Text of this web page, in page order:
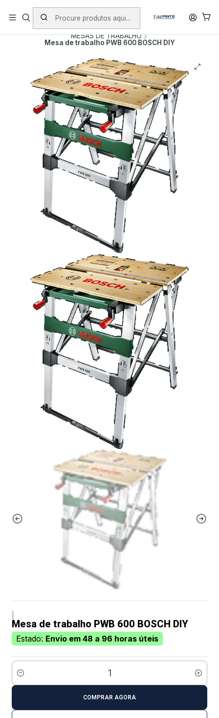
PORTES INCLUÍDOS EM ENCOMENDAS +75€ (excepto ilhas)
Início PRODUTOS
FERRAMENTA MANUAL
MESAS DE TRABALHO
Mesa de trabalho PWB 600 BOSCH DIY
Mesa de trabalho PWB 600 BOSCH DIY
Estado: Envio em 48 a 96 horas úteis
Quantidade
COMPRAR AGORA